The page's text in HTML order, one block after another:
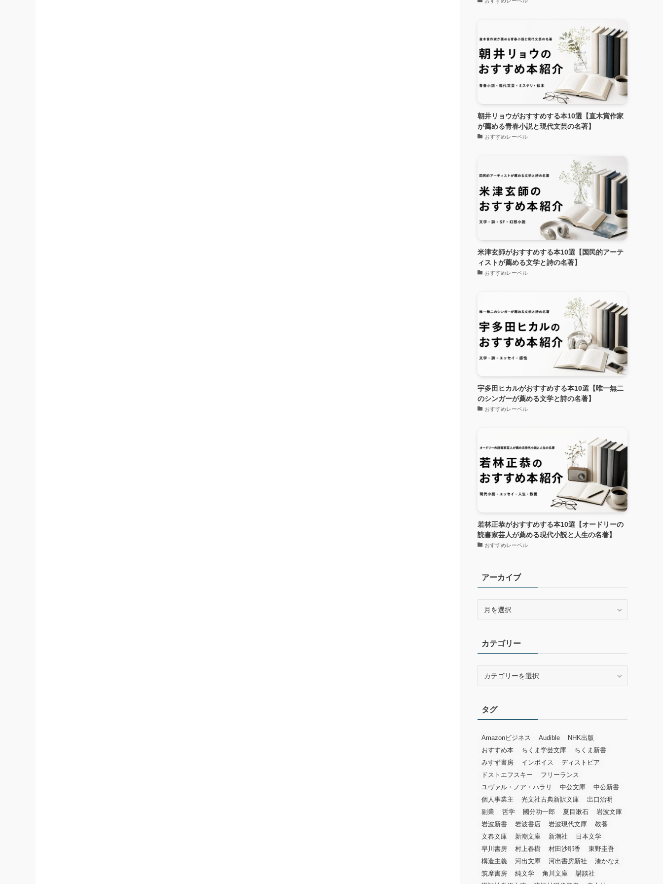
朝井リョウがおすすめする本10選【直木賞作家
が薦める青春小説と現代文芸の名著】
おすすめレーベル
米津玄師がおすすめする本10選【国民的アーテ
ィストが薦める文学と詩の名著】
おすすめレーベル
宇多田ヒカルがおすすめする本10選【唯一無二
のシンガーが薦める文学と詩の名著】
おすすめレーベル
若林正恭がおすすめする本10選【オードリーの
読書家芸人が薦める現代小説と人生の名著】
おすすめレーベル
アーカイブ
ブカテゴリー
ータグ
Amazonビジネス Audible
NHK出版
おすすめ本
ちくま学芸文庫
ちくま新書
みすず書房
インボイス
ディストピア
ドストエフスキー
フリーランス
ユヴァル・ノア・ハラリ
中公文庫
中公新書
個人事業主
光文社古典新訳文庫
出口治明
副業
哲学 國分功一郎 夏目漱石
岩波文庫
岩波新書
岩波書店 岩波現代文庫
教養
文春文庫
新潮文庫 新潮社
日本文学
早川書房
村上春樹 村田沙耶香
東野圭吾
構造主義
河出文庫 河出書房新社
湊かなえ
筑摩書房
純文学 角川文庫
講談社